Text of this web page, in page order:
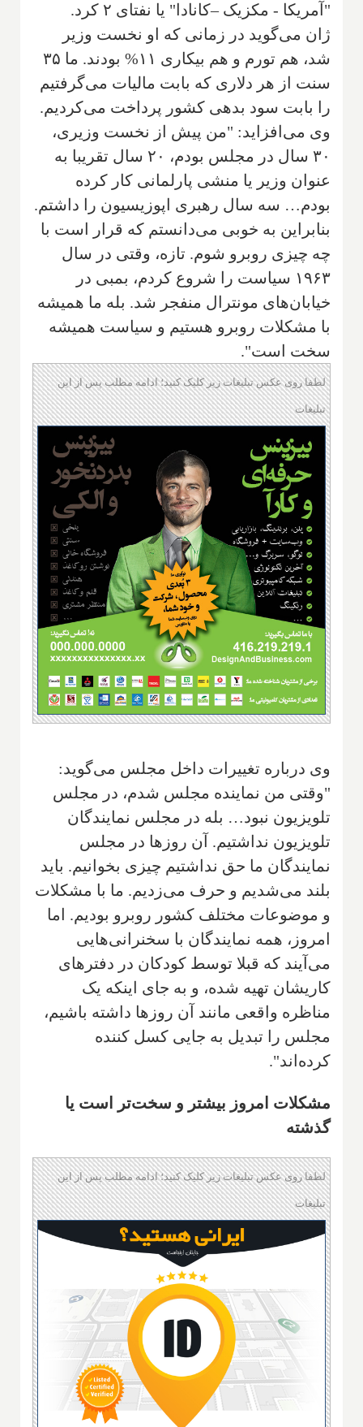
"آمریکا - مکزیک –کانادا" یا نفتای ۲ کرد.
ژان می‌گوید در زمانی که او نخست وزیر
شد، هم تورم و هم بیکاری ۱۱% بودند. ما ۳۵
سنت از هر دلاری که بابت مالیات می‌گرفتیم
را بابت سود بدهی کشور پرداخت می‌کردیم.
وی می‌افزاید: "من پیش از نخست وزیری،
۳۰ سال در مجلس بودم، ۲۰ سال تقریبا به
عنوان وزیر یا منشی پارلمانی کار کرده
بودم… سه سال رهبری اپوزیسیون را داشتم.
بنابراین به خوبی می‌دانستم که قرار است با
چه چیزی روبرو شوم. تازه، وقتی در سال
۱۹۶۳ سیاست را شروع کردم، بمبی در
خیابان‌های مونترال منفجر شد. بله ما همیشه
با مشکلات روبرو هستیم و سیاست همیشه
سخت است".
لطفا روی عکس تبلیغات زیر کلیک کنید؛ ادامه مطلب پس از این
تبلیغات
وی درباره تغییرات داخل مجلس می‌گوید:
"وقتی من نماینده مجلس شدم، در مجلس
تلویزیون نبود… بله در مجلس نمایندگان
تلویزیون نداشتیم. آن روزها در مجلس
نمایندگان ما حق نداشتیم چیزی بخوانیم. باید
بلند می‌شدیم و حرف می‌زدیم. ما با مشکلات
و موضوعات مختلف کشور روبرو بودیم. اما
امروز، همه نمایندگان با سخنرانی‌هایی
می‌آیند که قبلا توسط کودکان در دفترهای
کاریشان تهیه شده، و به جای اینکه یک
مناظره واقعی مانند آن روزها داشته باشیم،
مجلس را تبدیل به جایی کسل کننده
کرده‌اند".
مشکلات امروز بیشتر و سخت‌تر است یا
گذشته
لطفا روی عکس تبلیغات زیر کلیک کنید؛ ادامه مطلب پس از این
تبلیغات